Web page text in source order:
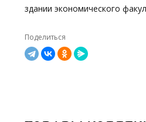
здании экономического
Поделиться